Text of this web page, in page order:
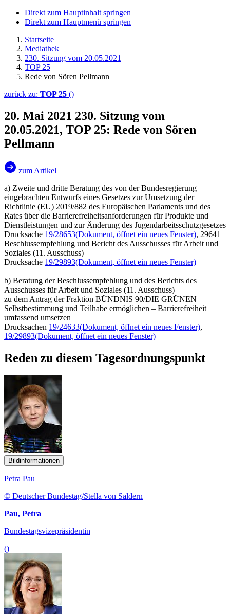
Direkt zum Hauptinhalt springen
Direkt zum Hauptmenü springen
Startseite
Mediathek
230. Sitzung vom 20.05.2021
TOP 25
Rede von Sören Pellmann
zurück zu: TOP 25 ()
20. Mai 2021 230. Sitzung vom
20.05.2021, TOP 25: Rede von Sören
Pellmann
zum Artikel
a) Zweite und dritte Beratung des von der Bundesregierung
eingebrachten Entwurfs eines Gesetzes zur Umsetzung der
Richtlinie (EU) 2019/882 des Europäischen Parlaments und des
Rates über die Barrierefreiheitsanforderungen für Produkte und
Dienstleistungen und zur Änderung des Jugendarbeitsschutzgesetzes
Drucksache 19/28653(Dokument, öffnet ein neues Fenster), 29641
Beschlussempfehlung und Bericht des Ausschusses für Arbeit und
Soziales (11. Ausschuss)
Drucksache 19/29893(Dokument, öffnet ein neues Fenster)
b) Beratung der Beschlussempfehlung und des Berichts des
Ausschusses für Arbeit und Soziales (11. Ausschuss)
zu dem Antrag der Fraktion BÜNDNIS 90/DIE GRÜNEN
Selbstbestimmung und Teilhabe ermöglichen – Barrierefreiheit
umfassend umsetzen
Drucksachen 19/24633(Dokument, öffnet ein neues Fenster),
19/29893(Dokument, öffnet ein neues Fenster)
Reden zu diesem Tagesordnungspunkt
Bildinformationen
Petra Pau
© Deutscher Bundestag/Stella von Saldern
Pau, Petra
Bundestagsvizepräsidentin
()